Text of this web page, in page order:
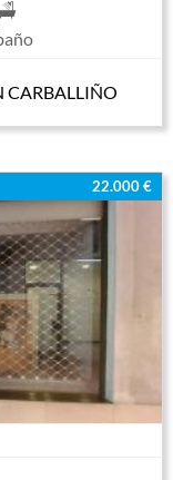
CARBALLIÑO
22.000 €